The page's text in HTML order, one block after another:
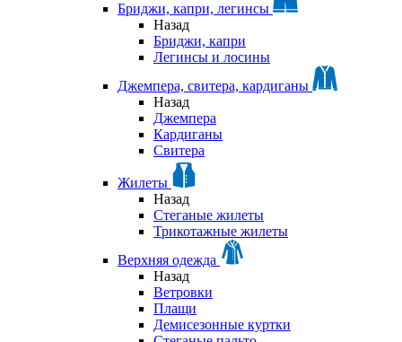
Бриджи, капри, легинсы
Назад
Бриджи, капри
Легинсы и лосины
Джемпера, свитера, кардиганы
Назад
Джемпера
Кардиганы
Свитера
Жилеты
Назад
Стеганые жилеты
Трикотажные жилеты
Верхняя одежда
Назад
Ветровки
Плащи
Демисезонные куртки